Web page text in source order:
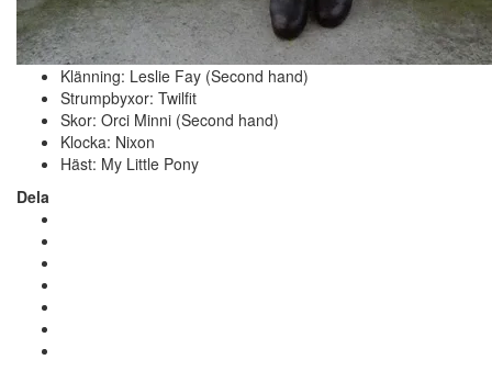
Klänning: Leslie Fay (Second hand)
Strumpbyxor: Twilfit
Skor: Orci Minni (Second hand)
Klocka: Nixon
Häst: My Little Pony
Dela